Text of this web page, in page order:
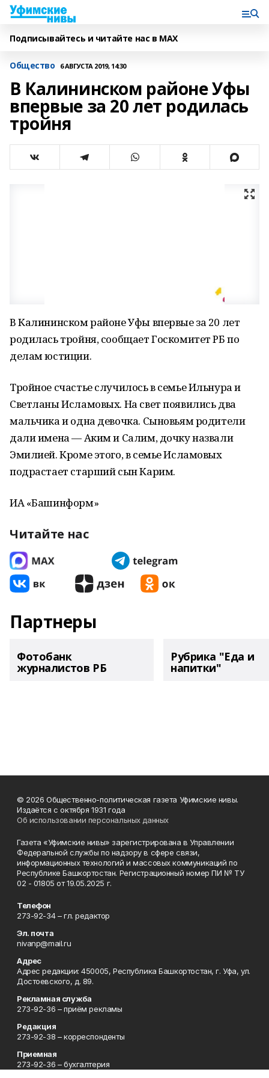
Подписывайтесь и читайте нас в MAX
Общество 6 АВГУСТА 2019, 14:30
В Калининском районе Уфы
впервые за 20 лет родилась
тройня
В Калининском районе Уфы впервые за 20 лет
родилась тройня, сообщает Госкомитет РБ по
делам юстиции.
Тройное счастье случилось в семье Ильнура и
Светланы Исламовых. На свет появились два
мальчика и одна девочка. Сыновьям родители
дали имена — Аким и Салим, дочку назвали
Эмилией. Кроме этого, в семье Исламовых
подрастает старший сын Карим.
ИА «Башинформ»
Читайте нас
Партнеры
Фотобанк
журналистов РБ
Рубрика "Еда и
напитки"
© 2026 Общественно-политическая газета Уфимские нивы.
Издаётся с октября 1931 года
Об использовании персональных данных
Газета «Уфимские нивы» зарегистрирована в Управлении
Федеральной службы по надзору в сфере связи,
информационных технологий и массовых коммуникаций по
Республике Башкортостан. Регистрационный номер ПИ № ТУ
02 - 01805 от 19.05.2025 г.
Телефон
273-92-34 – гл. редактор
Эл. почта
nivanp@mail.ru
Адрес
Адрес редакции: 450005, Республика Башкортостан, г. Уфа, ул.
Достоевского, д. 89.
Рекламная служба
273-92-36 – приём рекламы
Редакция
273-92-38 – корреспонденты
Приемная
273-92-36 – бухгалтерия